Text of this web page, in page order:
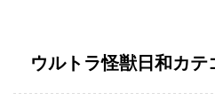
ウルトラ怪獣日和カ